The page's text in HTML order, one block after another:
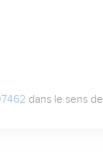
dans le sens de